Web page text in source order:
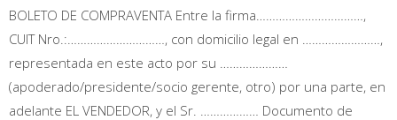
BOLETO DE COMPRAVENTA Entre la firma……………………………,
CUIT Nro.:…………………………, con domicilio legal en ……………………,
representada en este acto por su …………………
(apoderado/presidente/socio gerente, otro) por una parte, en
adelante EL VENDEDOR, y el Sr. ……………… Documento de